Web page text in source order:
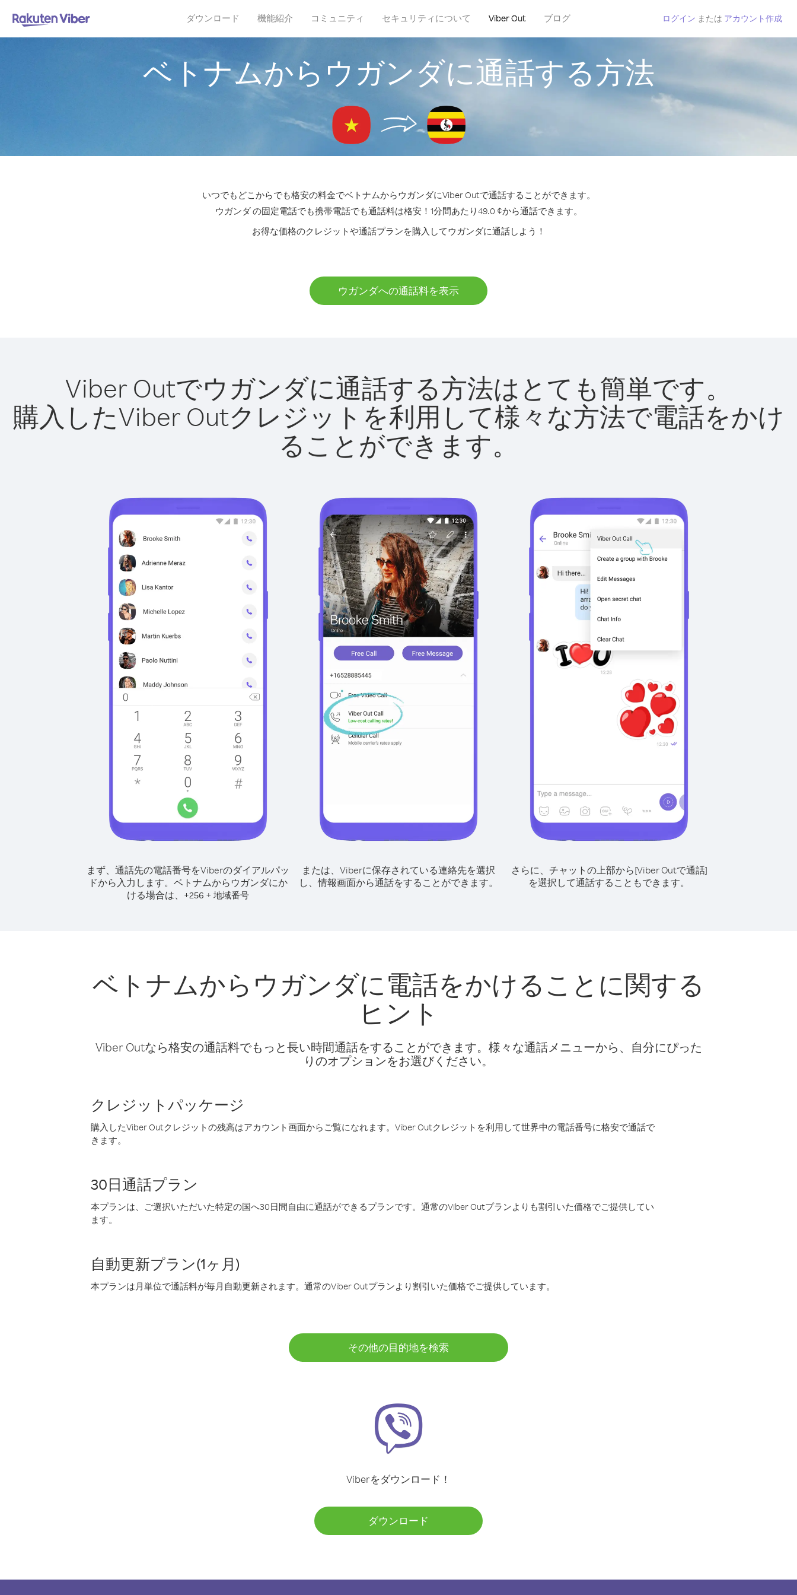
ダウンロード 機能紹介 コミュニティ セキュリティについて Viber Out ブログ ログイン または アカウント作成
ベトナムからウガンダに通話する方法
いつでもどこからでも格安の料金でベトナムからウガンダにViber Outで通話することができます。
ウガンダ の固定電話でも携帯電話でも通話料は格安！1分間あたり49.0 ¢から通話できます。
お得な価格のクレジットや通話プランを購入してウガンダに通話しよう！
ウガンダへの通話料を表示
Viber Outでウガンダに通話する方法はとても簡単です。
購入したViber Outクレジットを利用して様々な方法で電話をかけ
ることができます。
まず、通話先の電話番号をViberのダイアルパッ
ドから入力します。 ベトナムからウガンダにか
ける場合は、 +256 + 地域番号
または、Viberに保存されている連絡先を選択
し、情報画面から通話をすることができます。
さらに、チャットの上部から[Viber Outで通話]
を選択して通話することもできます。
ベトナムからウガンダに電話をかけることに関する
ヒント
Viber Outなら格安の通話料でもっと長い時間通話をすることができます。様々な通話メニューから、自分にぴった
りのオプションをお選びください。
クレジットパッケージ
購入したViber Outクレジットの残高はアカウント画面からご覧になれます。Viber Outクレジットを利用して世界中の電話番号に格安で通話で
きます。
30日通話プラン
本プランは、ご選択いただいた特定の国へ30日間自由に通話ができるプランです。通常のViber Outプランよりも割引いた価格でご提供してい
ます。
自動更新プラン(1ヶ月)
本プランは月単位で通話料が毎月自動更新されます。通常のViber Outプランより割引いた価格でご提供しています。
その他の目的地を検索
Viberをダウンロード！
ダウンロード